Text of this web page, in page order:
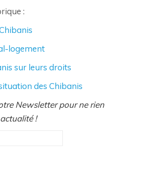
:
logement
sur leurs droits
des Chibanis
Newsletter pour ne rien
!